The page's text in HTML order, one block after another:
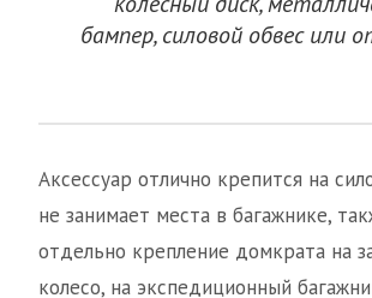
бампер, силовой обвес или
Аксессуар отлично крепится на
не занимает места в багажнике,
отдельно крепление домкрата на
колесо, на экспедиционный